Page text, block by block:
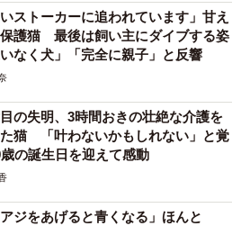
いストーカーに追われています」甘え
護猫 最後は飼い主にダイブする姿
なく犬」「完全に親子」と反響
の失明、3時間おきの壮絶な介護を
猫 「叶わないかもしれない」と覚
の誕生日を迎えて感動
アジをあげると青くなる」ほんと